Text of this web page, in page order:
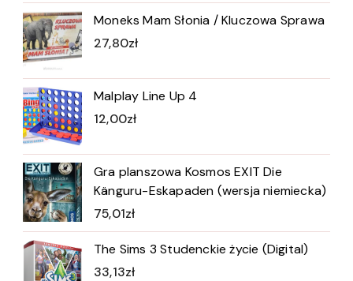
Moneks Mam Słonia / Kluczowa Sprawa
27,80zł
Malplay Line Up 4
12,00zł
Gra planszowa Kosmos EXIT Die
Känguru-Eskapaden (wersja niemiecka)
75,01zł
The Sims 3 Studenckie życie (Digital)
33,13zł